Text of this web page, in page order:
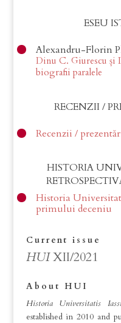
ESEU
Alexandru-Florin
Dinu C. Giurescu și
biografii paralele
RECENZII /
Recenzii /
HISTORIA
Historia
primului deceniu
Current issue
HUIXII/2021
About HUI
Historia Universitatis
established in 2010 and